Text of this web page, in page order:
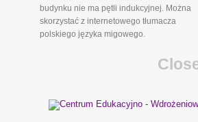
budynku nie ma pętli indukcyjnej. Można
skorzystać z internetowego tłumacza
polskiego języka migowego.